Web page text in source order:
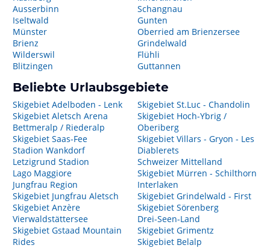
Ausserbinn
Iseltwald
Münster
Brienz
Wilderswil
Blitzingen
Schangnau
Gunten
Oberried am Brienzersee
Grindelwald
Flühli
Guttannen
Beliebte Urlaubsgebiete
Skigebiet Adelboden - Lenk
Skigebiet Aletsch Arena
Bettmeralp / Riederalp
Skigebiet Saas-Fee
Stadion Wankdorf
Letzigrund Stadion
Lago Maggiore
Jungfrau Region
Skigebiet Jungfrau Aletsch
Skigebiet Anzère
Vierwaldstättersee
Skigebiet Gstaad Mountain
Rides
Skigebiet St.Luc - Chandolin
Skigebiet Hoch-Ybrig /
Oberiberg
Skigebiet Villars - Gryon - Les
Diablerets
Schweizer Mittelland
Skigebiet Mürren - Schilthorn
Interlaken
Skigebiet Grindelwald - First
Skigebiet Sörenberg
Drei-Seen-Land
Skigebiet Grimentz
Skigebiet Belalp